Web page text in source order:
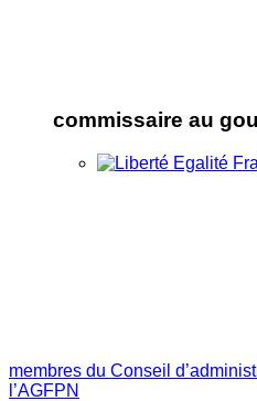
commissaire au
membres du Conseil
l’AGFPN